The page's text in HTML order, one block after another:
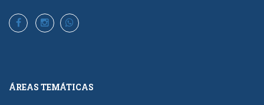
ÁREAS TEMÁTICAS